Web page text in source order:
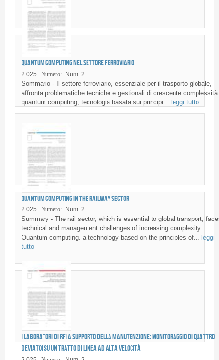
Quantum computing nel settore ferroviario
2 025 Numero: Num. 2
Sommario - Il settore ferroviario, essenziale per il trasporto globale,
affronta problematiche tecniche e gestionali di crescente
quantum computing, tecnologia basata sui principi...
leggi tutto
Quantum computing in the railway sector
2 025 Numero: Num. 2
Summary - The rail sector, which is essential to global transport,
technical and management challenges of increasing complexity.
Quantum computing, a technology based on the principles of... leggi
tutto
I Laboratori di RFI a supporto della manutenzione: monitoraggio di quattro
deviatoi su un tratto di linea ad alta velocità